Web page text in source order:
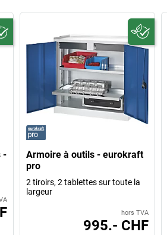
-
Armoire à outils - eurokraft
pro
2 tiroirs, 2 tablettes sur toute la
largeur
hors TVA
995.- CHF